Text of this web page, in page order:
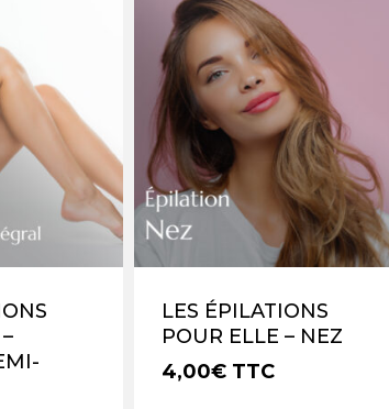
LES ÉPILATIONS
POUR ELLE – NEZ
4,00€ TTC